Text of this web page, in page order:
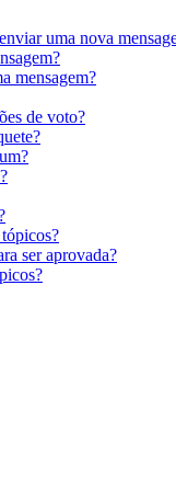
uma nova
mensagem?
de voto?
ser aprovada?